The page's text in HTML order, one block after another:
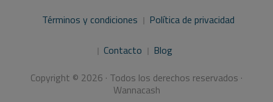
Términos y condiciones Política de privacidad
Contacto
Blog
Copyright © 2026 · Todos los derechos reservados ·
Wannacash